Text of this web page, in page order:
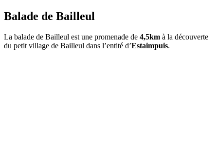
Balade de Bailleul
La balade de Bailleul est une promenade de 4,5km à la découverte
du petit village de Bailleul dans l’entité d’Estaimpuis.